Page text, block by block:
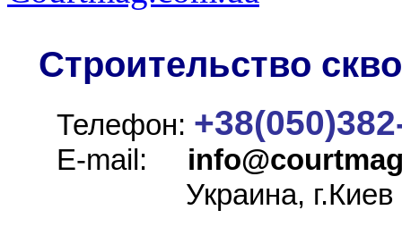
Строительство
Телефон:
E-mail: info@
Украина, г.Киев